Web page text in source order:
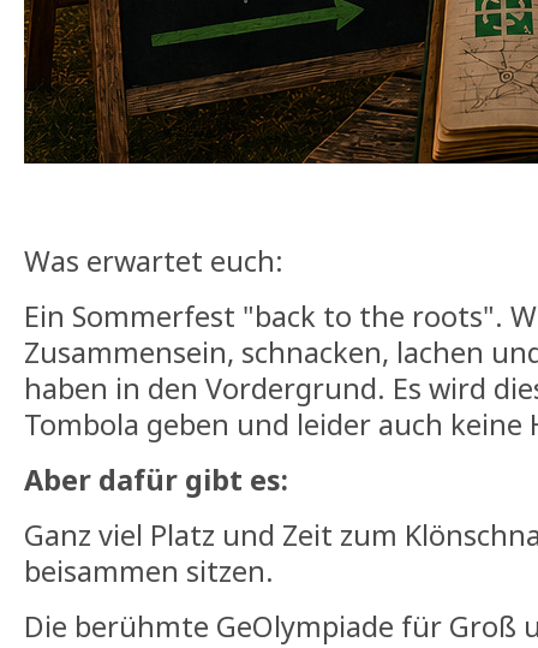
Was erwartet euch:
Ein Sommerfest "back to the roots".
Zusammensein, schnacken, lachen
haben in den Vordergrund. Es wird
Tombola geben und leider auch keine
Aber dafür gibt es:
Ganz viel Platz und Zeit zum
beisammen sitzen.
Die berühmte GeOlympiade für Groß